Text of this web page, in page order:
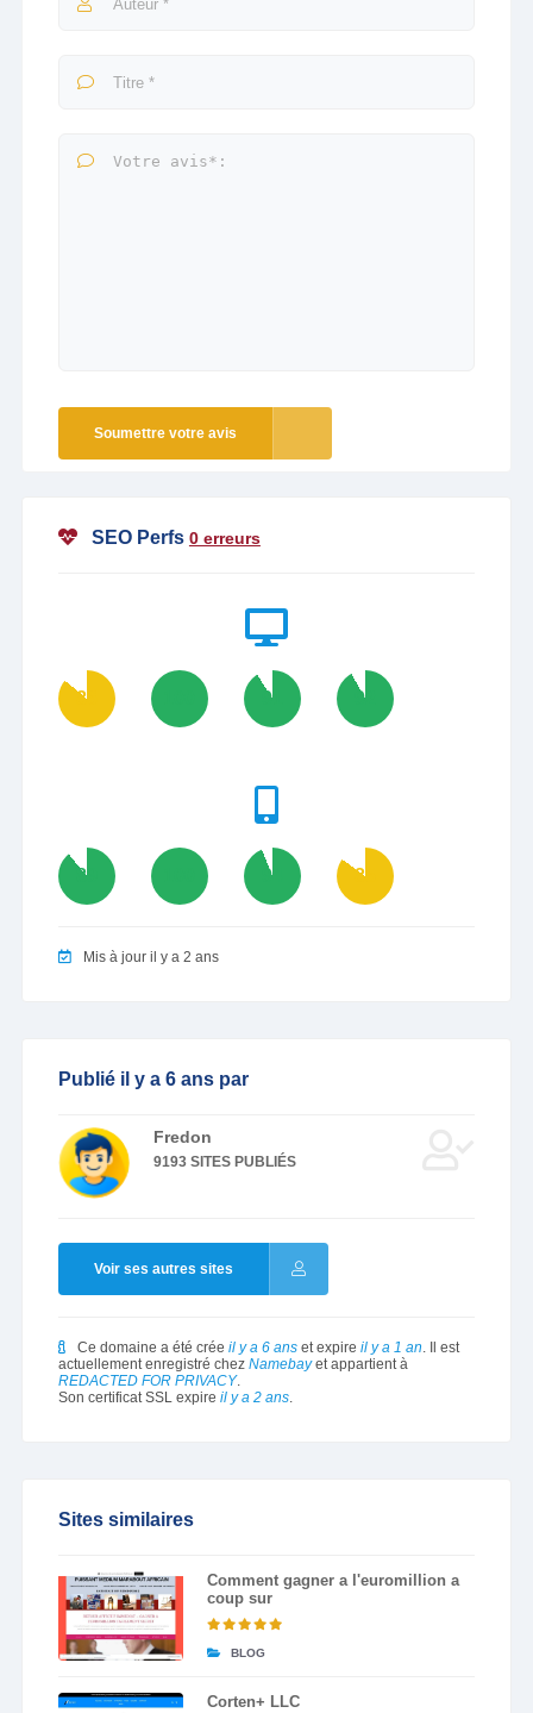
Soumettre votre avis
SEO Perfs 0 erreurs
86 91 92
89 94 85
Mis à jour il y a 2 ans
Publié il y a 6 ans par
Fredon
9193 SITES PUBLIÉS
Voir ses autres sites
Ce domaine a été crée il y a 6 anset expire il y a 1 an. Il est
actuellement enregistré chez Namebayet appartient à
REDACTED FOR PRIVACY.
Son certificat SSL expire il y a 2 ans.
Sites similaires
Comment gagner a l'euromillion a
coup sur
BLOG
Corten+ LLC